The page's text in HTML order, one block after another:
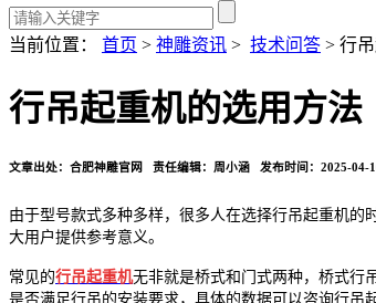
当前位置： 首页 > 神雕资讯 > 技术问答 > 行
行吊起重机的选用方法
文章出处：合肥神雕官网 责任编辑：周小涵 发布时间：2025-04-
由于型号款式多种多样，很多人在选择行吊起重机
大用户提供参考意义。
常见的行吊起重机无非就是桥式和门式两种，桥式行
是否满足行吊的安装要求，具体的数据可以咨询行吊